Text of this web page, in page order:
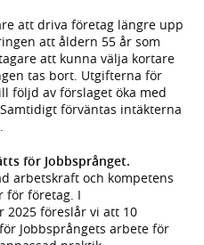
att driva företag längre upp
att åldern 55 år som
att kunna välja kortare
tas bort. Utgifterna för
följd av förslaget öka med
förväntas intäkterna
för Jobbsprånget.
arbetskraft och kompetens
för företag. I
föreslår vi att 10
Jobbsprångets arbete för